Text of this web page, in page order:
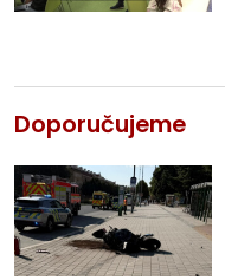
Doporučujeme